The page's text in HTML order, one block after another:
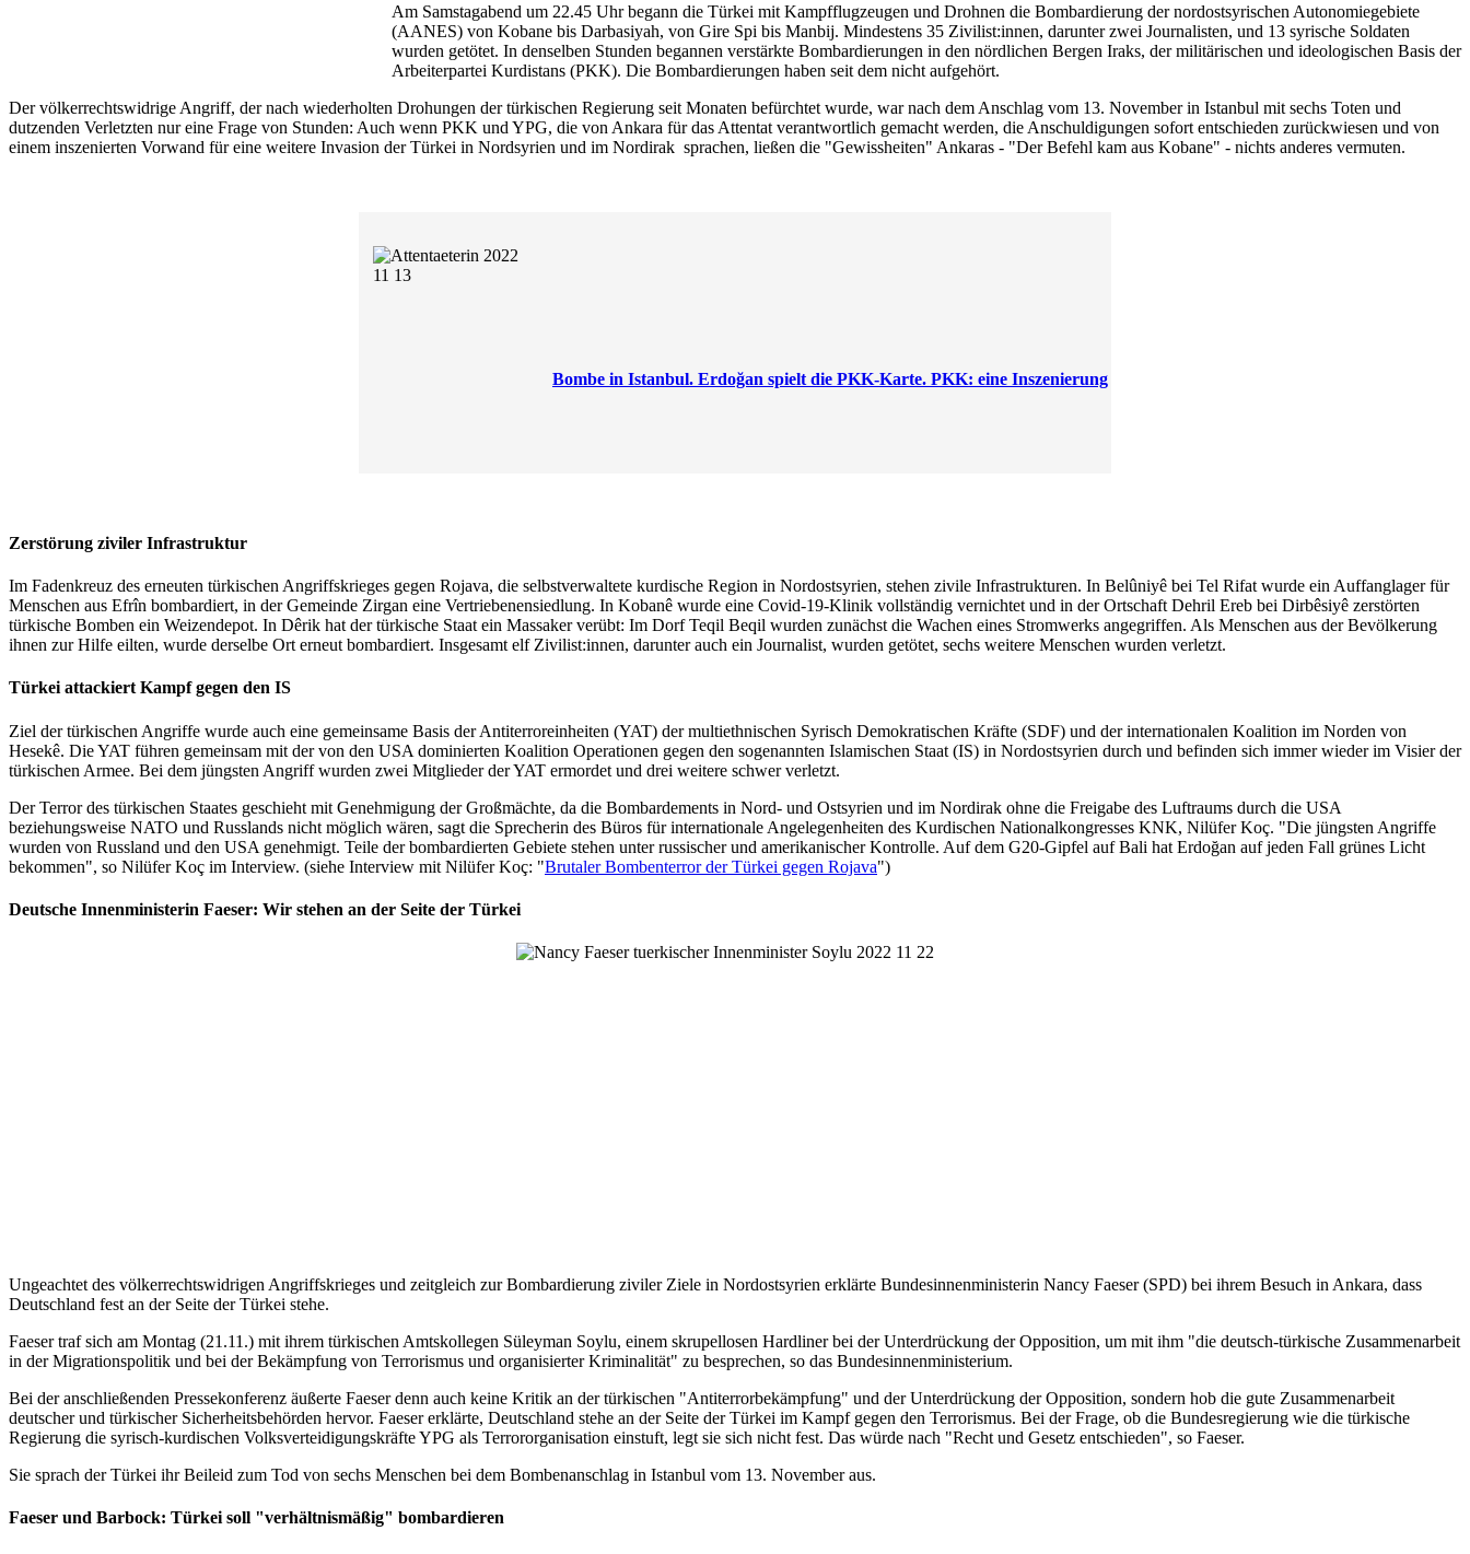
Am Samstagabend um 22.45 Uhr begann die Türkei mit Kampfflugzeugen und Drohnen die Bombardierung der nordostsyrischen Autonomiegebiete
(AANES) von Kobane bis Darbasiyah, von Gire Spi bis Manbij. Mindestens 35 Zivilist:innen, darunter zwei Journalisten, und 13 syrische Soldaten
wurden getötet. In denselben Stunden begannen verstärkte Bombardierungen in den nördlichen Bergen Iraks, der militärischen und ideologischen Basis der
Arbeiterpartei Kurdistans (PKK). Die Bombardierungen haben seit dem nicht aufgehört.
Der völkerrechtswidrige Angriff, der nach wiederholten Drohungen der türkischen Regierung seit Monaten befürchtet wurde, war nach dem Anschlag vom 13. November in Istanbul mit sechs Toten und
dutzenden Verletzten nur eine Frage von Stunden: Auch wenn PKK und YPG, die von Ankara für das Attentat verantwortlich gemacht werden, die Anschuldigungen sofort entschieden zurückwiesen und von
einem inszenierten Vorwand für eine weitere Invasion der Türkei in Nordsyrien und im Nordirak sprachen, ließen die "Gewissheiten" Ankaras - "Der Befehl kam aus Kobane" - nichts anderes vermuten.
Bombe in Istanbul. Erdoğan spielt die PKK-Karte. PKK: eine Inszenierung
Zerstörung ziviler Infrastruktur
Im Fadenkreuz des erneuten türkischen Angriffskrieges gegen Rojava, die selbstverwaltete kurdische Region in Nordostsyrien, stehen zivile Infrastrukturen. In Belûniyê bei Tel Rifat wurde ein Auffanglager für
Menschen aus Efrîn bombardiert, in der Gemeinde Zirgan eine Vertriebenensiedlung. In Kobanê wurde eine Covid-19-Klinik vollständig vernichtet und in der Ortschaft Dehril Ereb bei Dirbêsiyê zerstörten
türkische Bomben ein Weizendepot. In Dêrik hat der türkische Staat ein Massaker verübt: Im Dorf Teqil Beqil wurden zunächst die Wachen eines Stromwerks angegriffen. Als Menschen aus der Bevölkerung
ihnen zur Hilfe eilten, wurde derselbe Ort erneut bombardiert. Insgesamt elf Zivilist:innen, darunter auch ein Journalist, wurden getötet, sechs weitere Menschen wurden verletzt.
Türkei attackiert Kampf gegen den IS
Ziel der türkischen Angriffe wurde auch eine gemeinsame Basis der Antiterroreinheiten (YAT) der multiethnischen Syrisch Demokratischen Kräfte (SDF) und der internationalen Koalition im Norden von
Hesekê. Die YAT führen gemeinsam mit der von den USA dominierten Koalition Operationen gegen den sogenannten Islamischen Staat (IS) in Nordostsyrien durch und befinden sich immer wieder im Visier der
türkischen Armee. Bei dem jüngsten Angriff wurden zwei Mitglieder der YAT ermordet und drei weitere schwer verletzt.
Der Terror des türkischen Staates geschieht mit Genehmigung der Großmächte, da die Bombardements in Nord- und Ostsyrien und im Nordirak ohne die Freigabe des Luftraums durch die USA
beziehungsweise NATO und Russlands nicht möglich wären, sagt die Sprecherin des Büros für internationale Angelegenheiten des Kurdischen Nationalkongresses KNK, Nilüfer Koç. "Die jüngsten Angriffe
wurden von Russland und den USA genehmigt. Teile der bombardierten Gebiete stehen unter russischer und amerikanischer Kontrolle. Auf dem G20-Gipfel auf Bali hat Erdoğan auf jeden Fall grünes Licht
bekommen", so Nilüfer Koç im Interview. (siehe Interview mit Nilüfer Koç: "Brutaler Bombenterror der Türkei gegen Rojava")
Deutsche Innenministerin Faeser: Wir stehen an der Seite der Türkei
Ungeachtet des völkerrechtswidrigen Angriffskrieges und zeitgleich zur Bombardierung ziviler Ziele in Nordostsyrien erklärte Bundesinnenministerin Nancy Faeser (SPD) bei ihrem Besuch in Ankara, dass
Deutschland fest an der Seite der Türkei stehe.
Faeser traf sich am Montag (21.11.) mit ihrem türkischen Amtskollegen Süleyman Soylu, einem skrupellosen Hardliner bei der Unterdrückung der Opposition, um mit ihm "die deutsch-türkische Zusammenarbeit
in der Migrationspolitik und bei der Bekämpfung von Terrorismus und organisierter Kriminalität" zu besprechen, so das Bundesinnenministerium.
Bei der anschließenden Pressekonferenz äußerte Faeser denn auch keine Kritik an der türkischen "Antiterrorbekämpfung" und der Unterdrückung der Opposition, sondern hob die gute Zusammenarbeit
deutscher und türkischer Sicherheitsbehörden hervor. Faeser erklärte, Deutschland stehe an der Seite der Türkei im Kampf gegen den Terrorismus. Bei der Frage, ob die Bundesregierung wie die türkische
Regierung die syrisch-kurdischen Volksverteidigungskräfte YPG als Terrororganisation einstuft, legt sie sich nicht fest. Das würde nach "Recht und Gesetz entschieden", so Faeser.
Sie sprach der Türkei ihr Beileid zum Tod von sechs Menschen bei dem Bombenanschlag in Istanbul vom 13. November aus.
Faeser und Barbock: Türkei soll "verhältnismäßig" bombardieren